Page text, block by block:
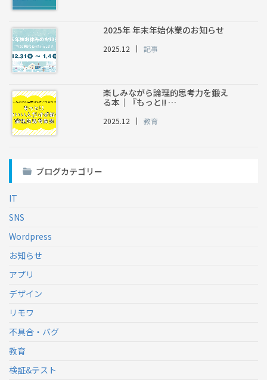
2025年 年末年始休業のお知らせ
2025.12 記事
楽しみながら論理的思考力を鍛え
る本｜『もっと!! …
2025.12 教育
ブログカテゴリー
IT
SNS
Wordpress
お知らせ
アプリ
デザイン
リモワ
不具合・バグ
教育
検証&テスト